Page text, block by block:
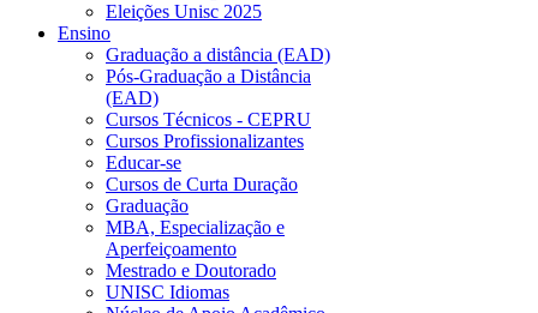
Eleições Unisc 2025
Ensino
Graduação a distância (EAD)
Pós-Graduação a Distância
(EAD)
Cursos Técnicos - CEPRU
Cursos Profissionalizantes
Educar-se
Cursos de Curta Duração
Graduação
MBA, Especialização e
Aperfeiçoamento
Mestrado e Doutorado
UNISC Idiomas